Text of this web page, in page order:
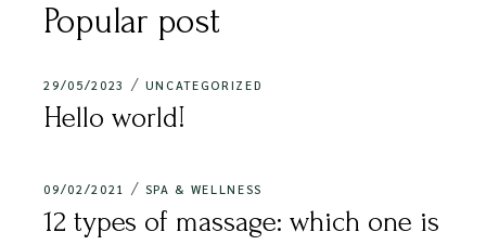
Popular post
29/05/2023 UNCATEGORIZED
Hello world!
09/02/2021 SPA & WELLNESS
12 types of massage: which one is